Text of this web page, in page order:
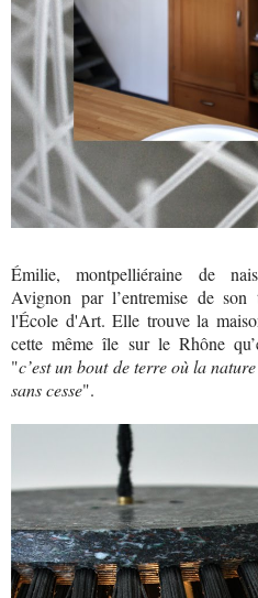
Émilie, montpelliéraine de
Avignon par l’entremise de
l'École d'Art. Elle trouve la
cette même île sur le Rhône
"c’est un bout de terre où la
sans cesse".